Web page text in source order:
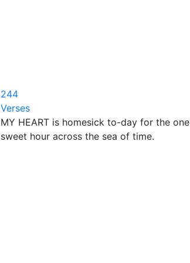
244
Verses
MY HEART is homesick to-day for the one
sweet hour across the sea of time.